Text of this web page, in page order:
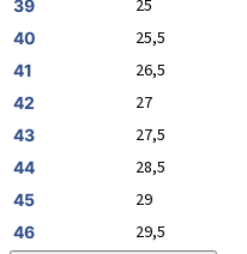
39 25
40 25,5
41 26,5
42 27
43 27,5
44 28,5
45 29
46 29,5